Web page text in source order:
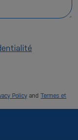
Policy and Termes et